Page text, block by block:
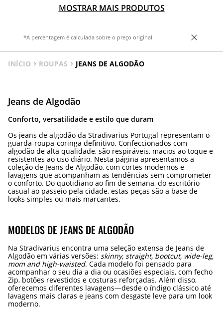
MOSTRAR MAIS PRODUTOS
*A percentagem é calculada sobre o preço original.
INÍCIO ROUPAS JEANS DE ALGODÃO
Jeans de Algodão
Conforto, versatilidade e estilo que duram
Os jeans de algodão da Stradivarius Portugal representam o
guarda-roupa-coringa definitivo. Confeccionados com
algodão de alta qualidade, são respiráveis, macios ao toque e
resistentes ao uso diário. Nesta página apresentamos a
coleção de Jeans de Algodão, com cortes modernos e
lavagens que acompanham as tendências sem comprometer
o conforto. Do quotidiano ao fim de semana, do escritório
casual ao passeio pela cidade, estas peças são a base de
looks simples ou mais marcantes.
MODELOS DE JEANS DE ALGODÃO
Na Stradivarius encontra uma seleção extensa de Jeans de
Algodão em várias versões: skinny, straight, bootcut, wide-leg,
mom and high-waisted. Cada modelo foi pensado para
acompanhar o seu dia a dia ou ocasiões especiais, com fecho
Zip, botões revestidos e costuras reforçadas. Além disso,
oferecemos diferentes lavagens—desde o índigo clássico até
lavagens mais claras e jeans com desgaste leve para um look
moderno.